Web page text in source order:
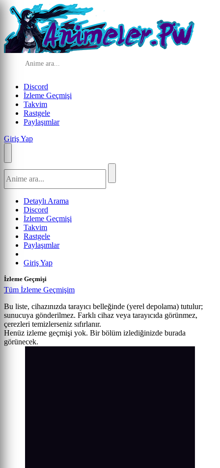
Discord
İzleme Geçmişi
Takvim
Rastgele
Paylaşımlar
Giriş Yap
Detaylı Arama
Discord
İzleme Geçmişi
Takvim
Rastgele
Paylaşımlar
Giriş Yap
İzleme Geçmişi
Tüm İzleme Geçmişim
Bu liste, cihazınızda tarayıcı belleğinde (yerel depolama) tutulur;
sunucuya gönderilmez. Farklı cihaz veya tarayıcıda görünmez,
çerezleri temizlerseniz sıfırlanır.
Henüz izleme geçmişi yok. Bir bölüm izlediğinizde burada
görünecek.